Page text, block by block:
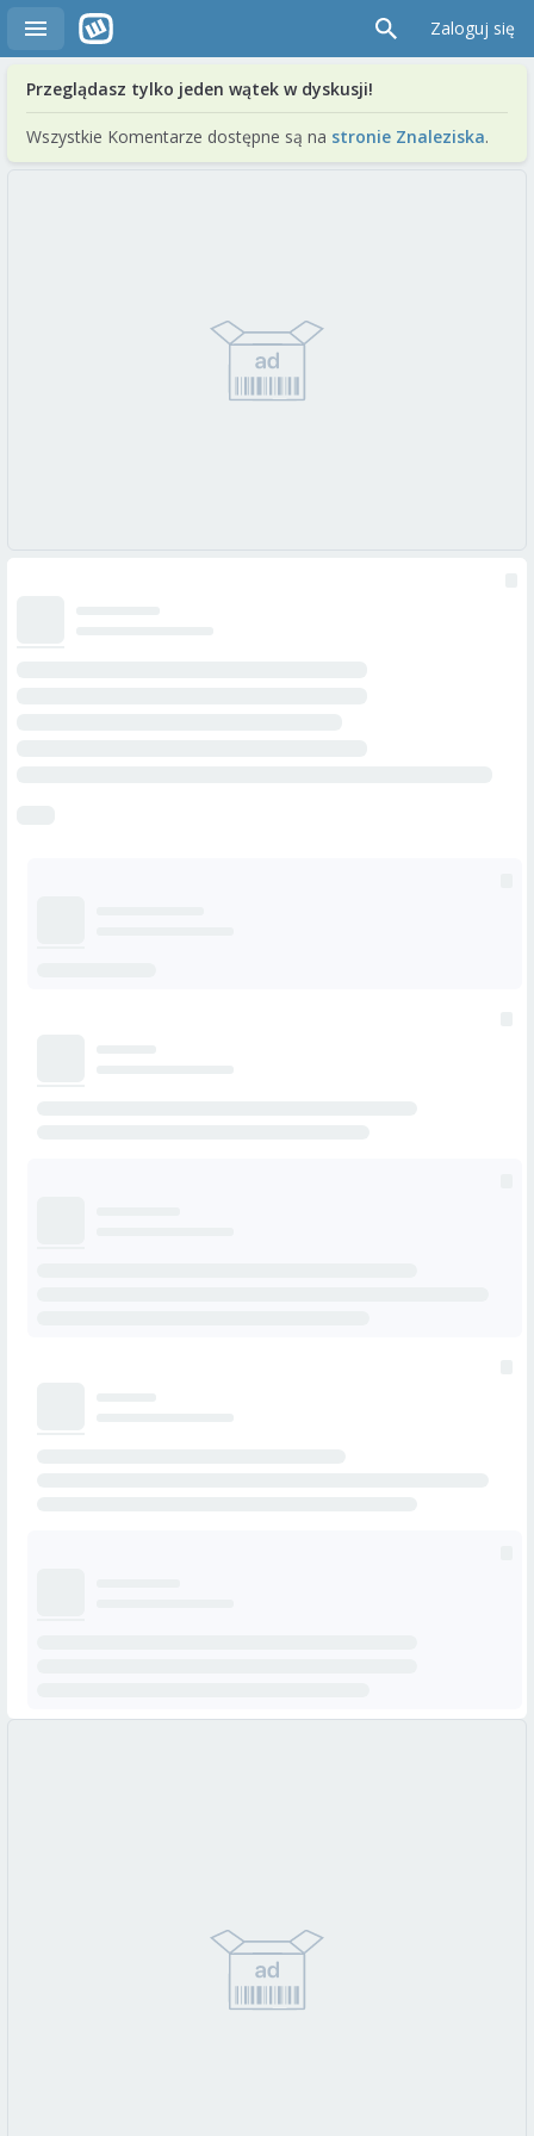
Zaloguj się
Przeglądasz tylko jeden wątek w dyskusji!
Wszystkie Komentarze dostępne są na stronie Znaleziska.